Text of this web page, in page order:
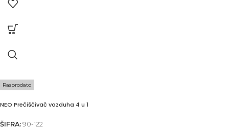
Rasprodato
NEO Prečišćivač vazduha 4 u 1
ŠIFRA: 90-122